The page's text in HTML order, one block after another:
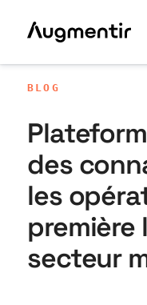
BLOG
des
les
première
secteur